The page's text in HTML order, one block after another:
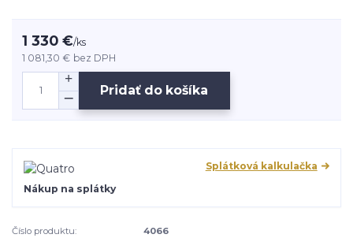
1 330 €/ks
1 081,30 € bez DPH
Pridať do košíka
Splátková kalkulačka
Nákup na splátky
Číslo produktu:
4066